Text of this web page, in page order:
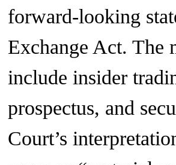
forward-looking
Exchange Act. The
include insider
prospectus, and
Court’s